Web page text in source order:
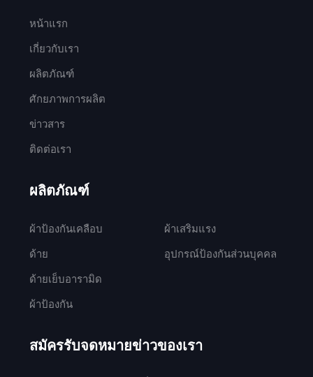
หน้าแรก
เกี่ยวกับเรา
ผลิตภัณฑ์
ศักยภาพการผลิต
ข่าวสาร
ติดต่อเรา
ผลิตภัณฑ์
ผ้าป้องกันเคลือบ
ด้าย
ด้ายเย็บอารามิด
ผ้าป้องกัน
ผ้าเสริมแรง
อุปกรณ์ป้องกันส่วนบุคคล
สมัครรับจดหมายข่าวของเรา